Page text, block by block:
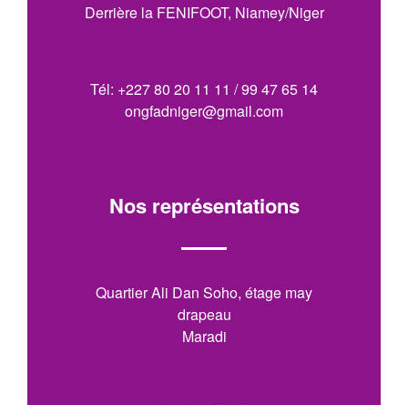
Derrière la FENIFOOT, Niamey/Niger
Tél: +227 80 20 11 11 / 99 47 65 14
ongfadniger@gmail.com
Nos représentations
Quartier Ali Dan Soho, étage may
drapeau
Maradi